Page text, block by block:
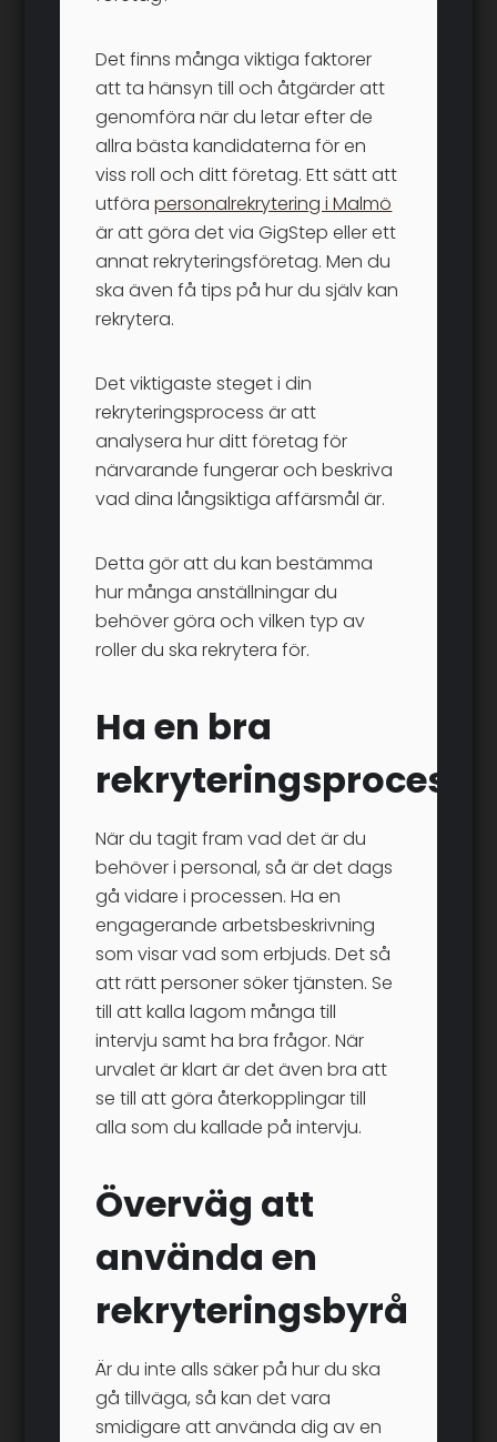
Det finns många viktiga faktorer
att ta hänsyn till och åtgärder att
genomföra när du letar efter de
allra bästa kandidaterna för en
viss roll och ditt företag. Ett sätt att
utförapersonalrekrytering i Malmö
är att göra det via GigStep eller ett
annat rekryteringsföretag. Men du
ska även få tips på hur du själv kan
rekrytera.
Det viktigaste steget i din
rekryteringsprocess är att
analysera hur ditt företag för
närvarande fungerar och beskriva
vad dina långsiktiga affärsmål är.
Detta gör att du kan bestämma
hur många anställningar du
behöver göra och vilken typ av
roller du ska rekrytera för.
Ha en bra
rekryteringsprocess
När du tagit fram vad det är du
behöver i personal, så är det dags
gå vidare i processen. Ha en
engagerande arbetsbeskrivning
som visar vad som erbjuds. Det så
att rätt personer söker tjänsten. Se
till att kalla lagom många till
intervju samt ha bra frågor. När
urvalet är klart är det även bra att
se till att göra återkopplingar till
alla som du kallade på intervju.
Överväg att
använda en
rekryteringsbyrå
Är du inte alls säker på hur du ska
gå tillväga, så kan det vara
smidigare att använda dig av en